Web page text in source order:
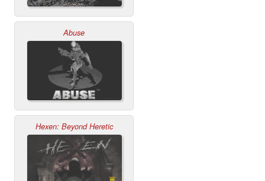
Abuse
Hexen: Beyond Heretic